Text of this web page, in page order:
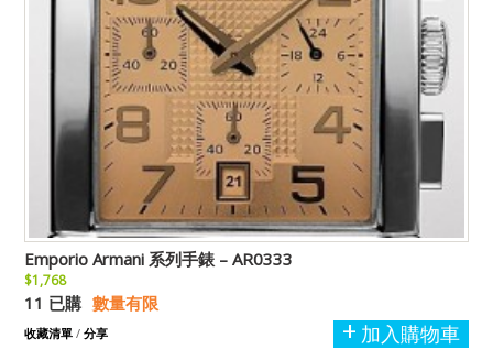
Emporio Armani 系列手錶 – AR0333
$1,768
11 已購 數量有限
加入購物車
收藏清單 / 分享